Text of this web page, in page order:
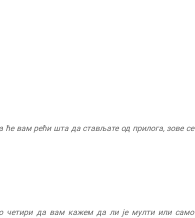
вам рећи шта да стављате од прилога, зове се
четирида вам кажем да ли је мулти или само